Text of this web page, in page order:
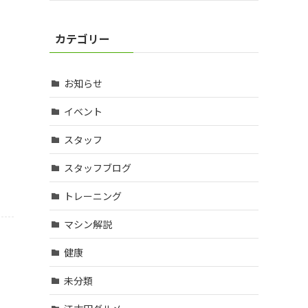
カテゴリー
お知らせ
イベント
スタッフ
スタッフブログ
トレーニング
マシン解説
健康
未分類